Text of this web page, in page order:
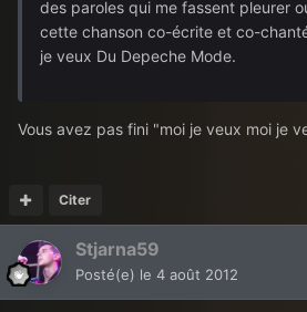
des paroles qui me fassent pleurer
cette chanson co-écrite et co-
je veux Du Depeche Mode.
Vous avez pas fini "moi je veux moi je
Citer
Stjarna59
Posté(e) le 4 août 2012